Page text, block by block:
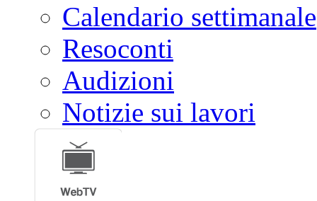
Calendario settimanale
Resoconti
Audizioni
Notizie sui lavori